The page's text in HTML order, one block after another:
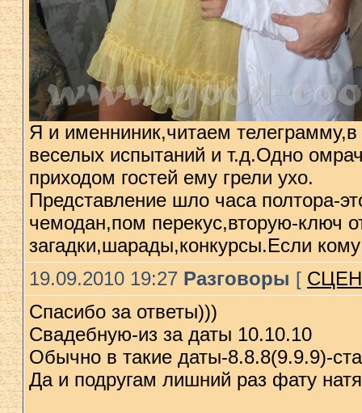
Я и именниник,читаем телеграмму,в
веселых испытаний и т.д.Одно
приходом гостей ему грели ухо.
Представление шло часа полтора-
чемодан,пом перекус,вторую-ключ
загадки,шарады,конкурсы.Если
19.09.2010 19:27 Разговоры [
Спасибо за ответы)))
Свадебную-из за даты 10.10.10
Обычно в такие даты-8.8.8(9.9.9)-
Да и подругам лишний раз фату